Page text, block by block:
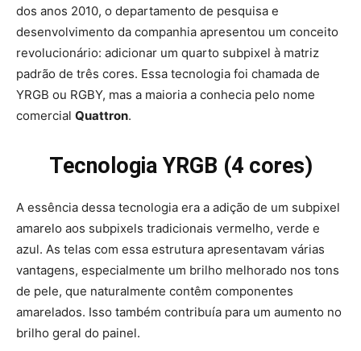
dos anos 2010, o departamento de pesquisa e
desenvolvimento da companhia apresentou um conceito
revolucionário: adicionar um quarto subpixel à matriz
padrão de três cores. Essa tecnologia foi chamada de
YRGB ou RGBY, mas a maioria a conhecia pelo nome
comercial Quattron.
Tecnologia YRGB (4 cores)
A essência dessa tecnologia era a adição de um subpixel
amarelo aos subpixels tradicionais vermelho, verde e
azul. As telas com essa estrutura apresentavam várias
vantagens, especialmente um brilho melhorado nos tons
de pele, que naturalmente contêm componentes
amarelados. Isso também contribuía para um aumento no
brilho geral do painel.